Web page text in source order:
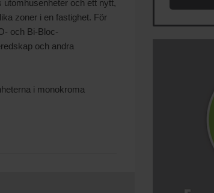
och ett nytt,
zoner i en fastighet. För
och Bi-Bloc-
och andra
i monokroma